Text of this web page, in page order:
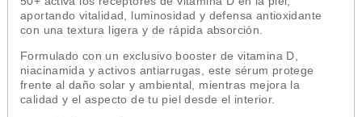
aportando vitalidad, luminosidad y defensa antioxidante
con una textura ligera y de rápida absorción.
Formulado con un exclusivo booster de vitamina D,
niacinamida y activos antiarrugas, este sérum protege
frente al daño solar y ambiental, mientras mejora la
calidad y el aspecto de tu piel desde el interior.